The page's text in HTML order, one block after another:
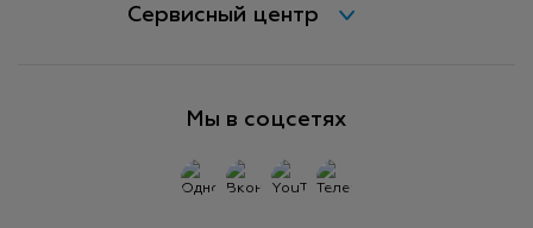
Сервисный центр
Мы в соцсетях